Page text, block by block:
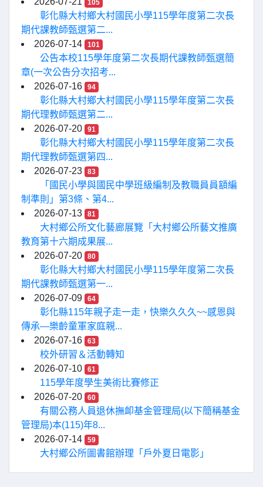
105
彰化縣大村鄉大村國民小學115學年度第二次長
期代課教師甄選第二...
2026-07-14
101
公告本校115學年度第二次長期代課教師甄選簡
章(一次公告分次招考...
2026-07-16
94
彰化縣大村鄉大村國民小學115學年度第二次長
期代理教師甄選第二...
2026-07-20
91
彰化縣大村鄉大村國民小學115學年度第二次長
期代理教師甄選第四...
2026-07-23
83
「國民小學與國民中學班級編制及教職員員額編
制準則」第3條、第4...
2026-07-13
81
大村鄉公所文化藝廊展覽「大村鄉公所藝文推廣
教育第十六期成果展...
2026-07-20
80
彰化縣大村鄉大村國民小學115學年度第二次長
期代課教師甄選第一...
2026-07-09
64
彰化縣115年親子走一走，快樂久久久~~感恩與
傳承—樂齡童軍家庭親...
2026-07-16
63
校外研習＆活動轉知
2026-07-10
61
115學年度學生美術比賽修正
2026-07-20
60
有關公務人員退休撫卹基金管理局(以下簡稱基金
管理局)本(115)年8...
2026-07-14
59
大村鄉公所圖書館辦理「戶外夏日電影」